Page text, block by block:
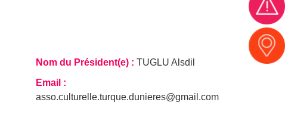
Nom du Président(e)
TUGLU Alsdil
Email
asso.culturelle.turque.dunieres@gmail.com